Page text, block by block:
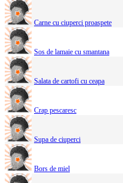
Carne cu ciuperci proaspete
Sos de lamaie cu smantana
Salata de cartofi cu ceapa
Crap pescaresc
Supa de ciuperci
Bors de miel